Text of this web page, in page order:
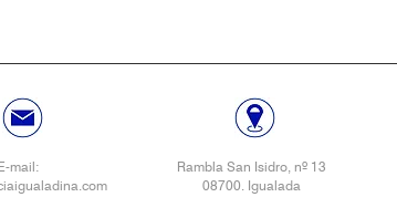
Rambla San Isidro, nº 13
08700. Igualada
mail: